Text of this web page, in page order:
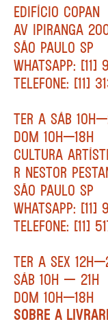
EDIFÍCIO COPAN
AV IPIRANGA
SÃO PAULO SP
WHATSAPP: [11]
TELEFONE: [11]
TER A SÁB
DOM 10H—18H
CULTURA
R NESTOR
SÃO PAULO SP
WHATSAPP: [11]
TELEFONE: [11]
TER A SEX
SÁB 10H — 21H
DOM 10H—18H
SOBRE A